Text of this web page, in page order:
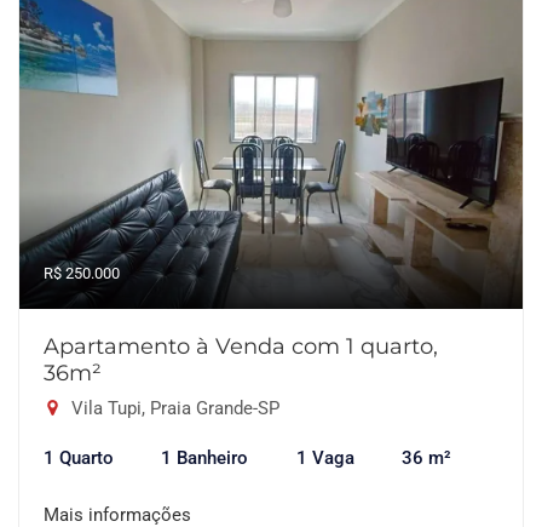
R$ 250.000
Apartamento à Venda com 1 quarto,
36m²
Vila Tupi, Praia Grande-SP
1 Quarto 1 Banheiro 1 Vaga 36 m²
Mais informações